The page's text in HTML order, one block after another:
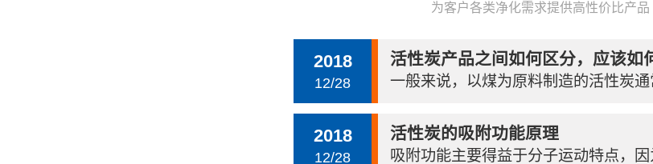
为客户各类净化需求提供高性价比产品
2018
12/28
活性炭产品之间如何区分，应该如
一般来说，以煤为原料制造的活性炭
2018
12/28
活性炭的吸附功能原理
吸附功能主要得益于分子运动特点，